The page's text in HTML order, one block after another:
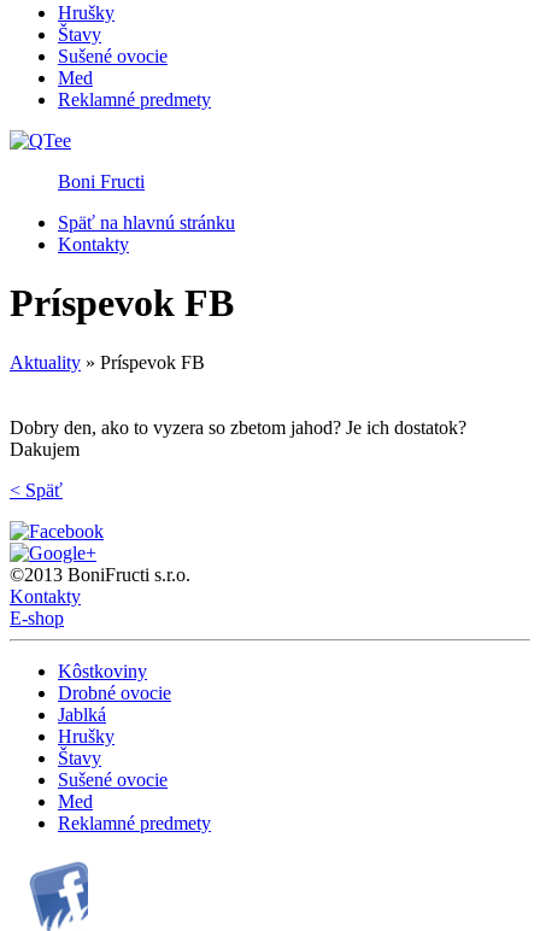
Hrušky
Štavy
Sušené ovocie
Med
Reklamné predmety
Boni Fructi
Späť na hlavnú stránku
Kontakty
Príspevok FB
Aktuality » Príspevok FB
Dobry den, ako to vyzera so zbetom jahod? Je ich dostatok?
Dakujem
< Späť
©2013 BoniFructi s.r.o.
Kontakty
E-shop
Kôstkoviny
Drobné ovocie
Jablká
Hrušky
Štavy
Sušené ovocie
Med
Reklamné predmety